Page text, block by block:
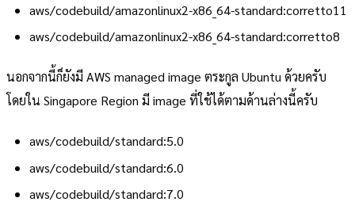
aws/codebuild/amazonlinux2-x86_64-standard:corretto11
aws/codebuild/amazonlinux2-x86_64-standard:corretto8
นอกจากนี้ก็ยังมี AWS managed image ตระกูล Ubuntu ด้วยครับ
โดยใน Singapore Region มี image ที่ใช้ได้ตามด้านล่างนี้ครับ
aws/codebuild/standard:5.0
aws/codebuild/standard:6.0
aws/codebuild/standard:7.0